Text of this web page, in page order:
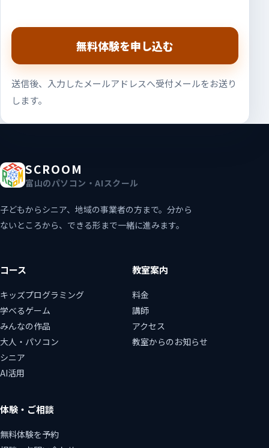
無料体験を申し込む
送信後、入力したメールアドレスへ受付メールをお送り
します。
SCROOM
富山のパソコン・AIスクール
子どもからシニア、地域の事業者の方まで。分から
ないところから、できる形まで一緒に進みます。
コース
キッズプログラミング
学べるゲーム
みんなの作品
大人・パソコン
シニア
AI活用
教室案内
料金
講師
アクセス
教室からのお知らせ
体験・ご相談
無料体験を予約